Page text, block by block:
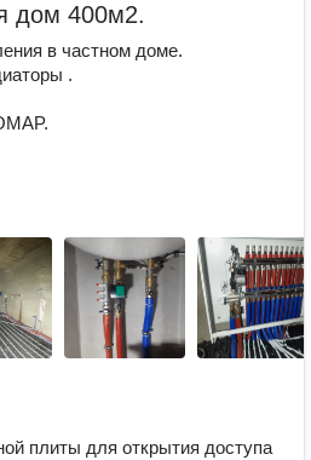
дом 400м2.
в частном доме.
.
плиты для открытия доступа